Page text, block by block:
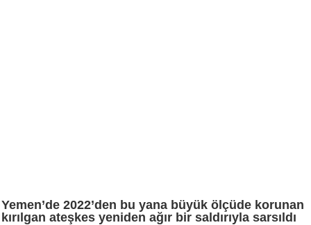
Yemen’de 2022’den bu yana büyük ölçüde korunan
kırılgan ateşkes yeniden ağır bir saldırıyla sarsıldı